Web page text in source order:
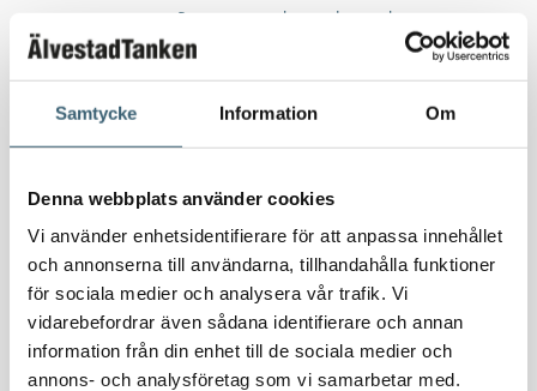
Samtycke Information Om
Denna webbplats använder cookies
Vi använder enhetsidentifierare för att anpassa innehållet
och annonserna till användarna, tillhandahålla funktioner
för sociala medier och analysera vår trafik. Vi
vidarebefordrar även sådana identifierare och annan
information från din enhet till de sociala medier och
annons- och analysföretag som vi samarbetar med.
Regnvattentankar under mark
Regnvattentankar ovan mark
Regnvattenfilter & lövsilar
Trädgårdsbevattning
Bevattning & underhåll
Vattenplattformar
Vattenvagnar
Nödvattenutrustning
Oljeavskiljare & Fettavskiljare
Specialsvetsade lagringstankar
Ståltankar för lagring, transport & process